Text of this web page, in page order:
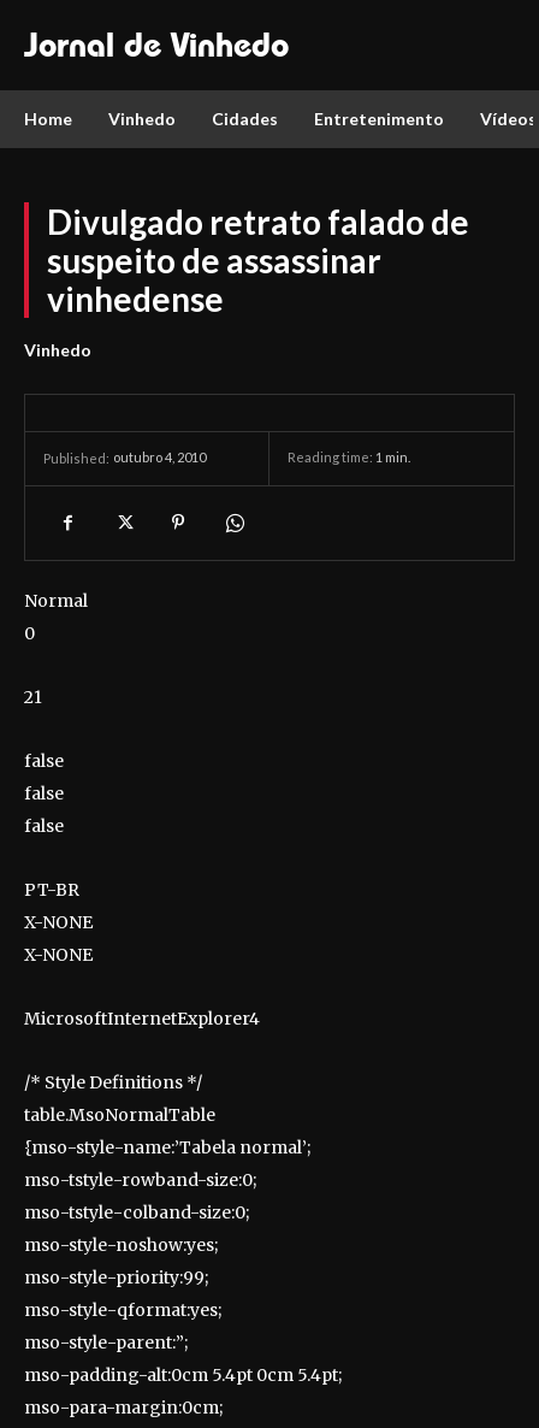
Jornal de Vinhedo
Home Vinhedo Cidades Entretenimento Vídeos
Divulgado retrato falado de
suspeito de assassinar
vinhedense
Vinhedo
Published: outubro 4, 2010 Reading time: 1 min.
Normal
0
21
false
false
false
PT-BR
X-NONE
X-NONE
MicrosoftInternetExplorer4
/* Style Definitions */
table.MsoNormalTable
{mso-style-name:’Tabela normal’;
mso-tstyle-rowband-size:0;
mso-tstyle-colband-size:0;
mso-style-noshow:yes;
mso-style-priority:99;
mso-style-qformat:yes;
mso-style-parent:”;
mso-padding-alt:0cm 5.4pt 0cm 5.4pt;
mso-para-margin:0cm;